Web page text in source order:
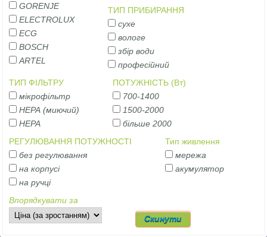
GORENJE
ELECTROLUX
ECG
BOSCH
ARTEL
ТИП ПРИБИРАННЯ
сухе
вологе
збір води
професійний
ТИП ФІЛЬТРУ
мікрофільтр
НЕРА (миючий)
НЕРА
ПОТУЖНІСТЬ (Вт)
700-1400
1500-2000
більше 2000
РЕГУЛЮВАННЯ ПОТУЖНОСТІ
без регулювання
на корпусі
на ручці
Тип живлення
мережа
акумулятор
Впорядкувати за